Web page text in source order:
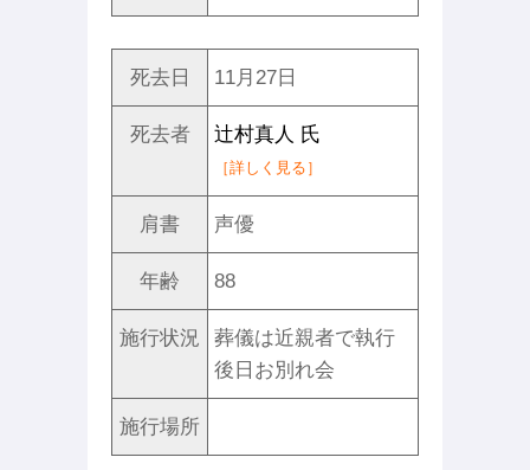
死去日 11月27日
死去者 辻村真人 氏
［詳しく見る］
肩書 声優
年齢 88
施行状況
葬儀は近親者で執行
後日お別れ会
施行場所